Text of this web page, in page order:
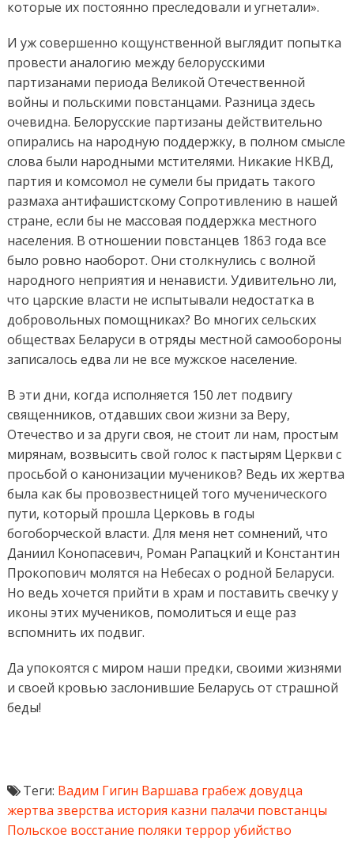
которые их постоянно преследовали и угнетали».
И уж совершенно кощунственной выглядит попытка
провести аналогию между белорусскими
партизанами периода Великой Отечественной
войны и польскими повстанцами. Разница здесь
очевидна. Белорусские партизаны действительно
опирались на народную поддержку, в полном смысле
слова были народными мстителями. Никакие НКВД,
партия и комсомол не сумели бы придать такого
размаха антифашистскому Сопротивлению в нашей
стране, если бы не массовая поддержка местного
населения. В отношении повстанцев 1863 года все
было ровно наоборот. Они столкнулись с волной
народного неприятия и ненависти. Удивительно ли,
что царские власти не испытывали недостатка в
добровольных помощниках? Во многих сельских
обществах Беларуси в отряды местной самообороны
записалось едва ли не все мужское население.
В эти дни, когда исполняется 150 лет подвигу
священников, отдавших свои жизни за Веру,
Отечество и за други своя, не стоит ли нам, простым
мирянам, возвысить свой голос к пастырям Церкви с
просьбой о канонизации мучеников? Ведь их жертва
была как бы провозвестницей того мученического
пути, который прошла Церковь в годы
богоборческой власти. Для меня нет сомнений, что
Даниил Конопасевич, Роман Рапацкий и Константин
Прокопович молятся на Небесах о родной Беларуси.
Но ведь хочется прийти в храм и поставить свечку у
иконы этих мучеников, помолиться и еще раз
вспомнить их подвиг.
Да упокоятся с миром наши предки, своими жизнями
и своей кровью заслонившие Беларусь от страшной
беды!
Теги: Вадим Гигин Варшава грабеждовудца
жертва зверства история казни палачи повстанцы
Польское восстание поляки террор убийство